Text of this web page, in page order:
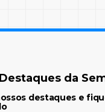
Destaques da
destaques e